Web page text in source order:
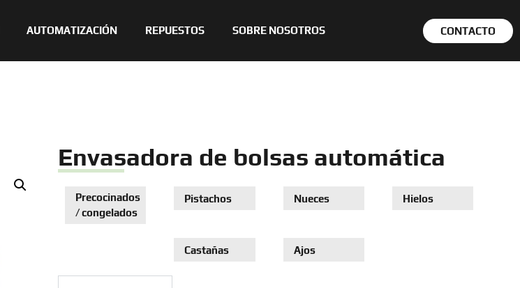
AUTOMATIZACIÓN REPUESTOS SOBRE NOSOTROS CONTACTO
Envasadora de bolsas automática
Precocinados
/ congelados
Pistachos Nueces Hielos
Castañas Ajos